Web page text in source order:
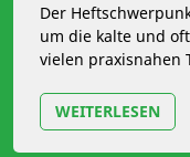
Der
um die kalte und
vielen praxisnahen
WEITERLESEN